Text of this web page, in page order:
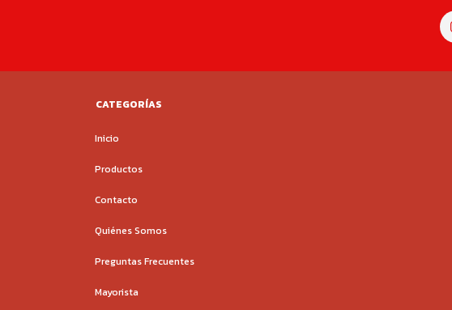
CATEGORÍAS
Inicio
Productos
Contacto
Quiénes Somos
Preguntas Frecuentes
Mayorista